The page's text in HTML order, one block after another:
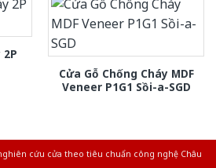
Cửa Gỗ Chống Cháy MDF
Veneer P1G1 Sồi-a-SGD
cứu cửa theo tiêu chuẩn công nghệ Châu